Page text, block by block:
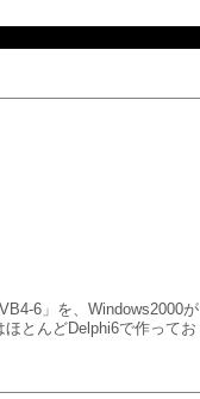
6」を、Windows2000が
とんどDelphi6で作ってお